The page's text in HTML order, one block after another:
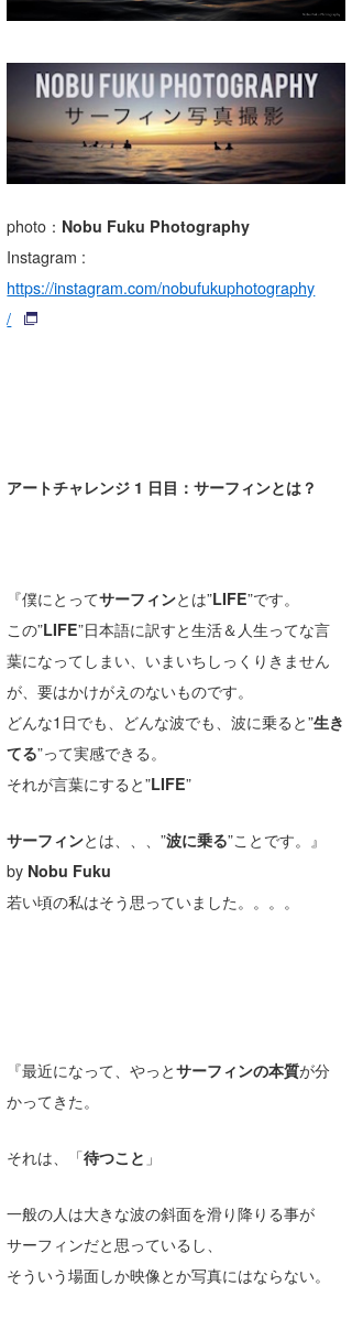
photo： Nobu Fuku Photography
Instagram :
https://instagram.com/nobufukuphotography
/
アートチャレンジ 1 日目：サーフィンとは？
『僕にとってサーフィンとは”LIFE”です。
この”LIFE”日本語に訳すと生活＆人生ってな言
葉になってしまい、いまいちしっくりきません
が、要はかけがえのないものです。
どんな1日でも、どんな波でも、波に乗ると”生き
てる”って実感できる。
それが言葉にすると”LIFE”
サーフィンとは、、、”波に乗る”ことです。』
by Nobu Fuku
若い頃の私はそう思っていました。。。。
『最近になって、やっとサーフィンの本質が分
かってきた。
それは、「待つこと 」
一般の人は大きな波の斜面を滑り降りる事が
サーフィンだと思っているし、
そういう場面しか映像とか写真にはならない。
大阪
四国
沖縄
サーファーズ
mitsuteru Kamio
arukasvision
DELTA FORCE SURF
CBA Films
熊谷素子
SURFMEDIA
波伝説アンバサダー/プロライダー
嵯峨明日香
進士剛光
田原啓江
植村未来
大野”MAR”修聖
喜納海人
+☆maki☆+
Aichan
chan-U
ECE
H
KID
mitz
S.K
Soulman
VAGY